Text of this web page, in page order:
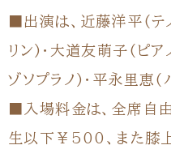
■出演は、近藤洋平(テ
リン)・大道友萌子(ピア
ゾソプラノ)・平永里恵(
■入場料金は、全席自
生以下￥500、また膝